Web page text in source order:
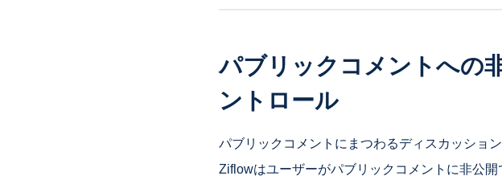
パブリックコメントへの
ントロール
パブリックコメントにまつわるディスカッショ
Ziflowはユーザーがパブリックコメントに非公